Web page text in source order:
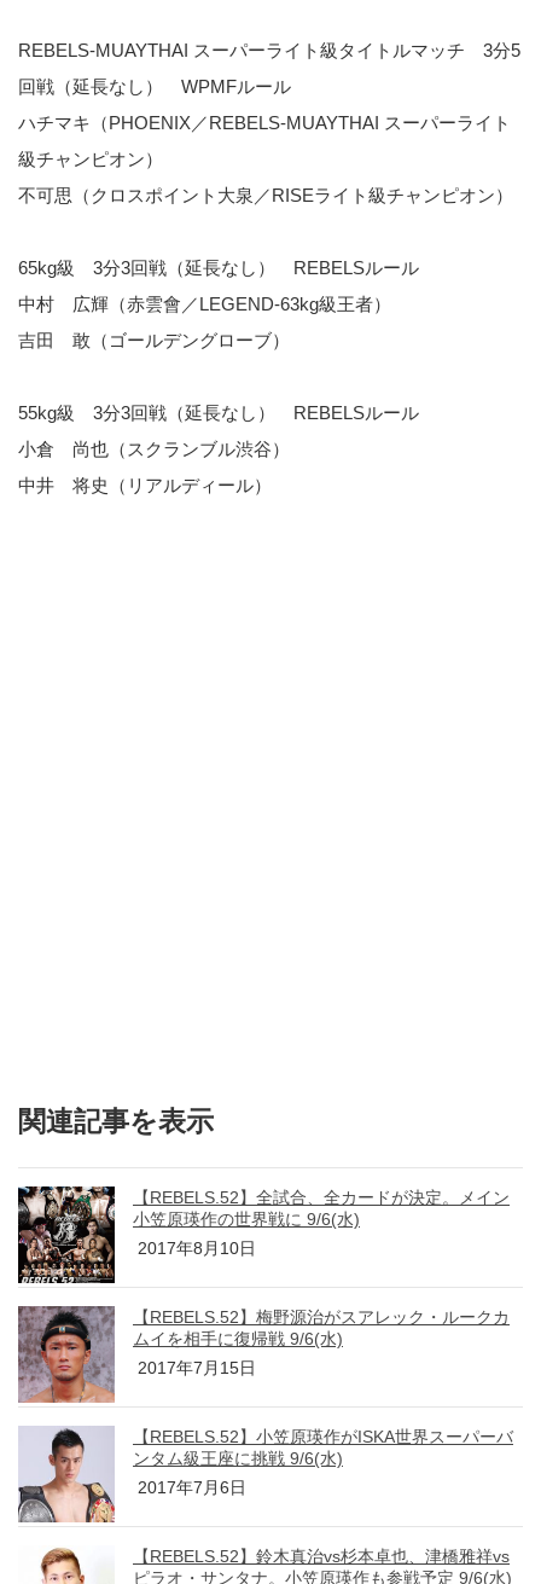
REBELS-MUAYTHAI スーパーライト級タイトルマッチ 3分5
回戦（延長なし） WPMFルール
ハチマキ（PHOENIX／REBELS-MUAYTHAI スーパーライト
級チャンピオン）
不可思（クロスポイント大泉／RISEライト級チャンピオン）
65kg級 3分3回戦（延長なし） REBELSルール
中村 広輝（赤雲會／LEGEND-63kg級王者）
吉田 敢（ゴールデングローブ）
55kg級 3分3回戦（延長なし） REBELSルール
小倉 尚也（スクランブル渋谷）
中井 将史（リアルディール）
関連記事を表示
【REBELS.52】全試合、全カードが決定。メイン
小笠原瑛作の世界戦に 9/6(水)
2017年8月10日
【REBELS.52】梅野源治がスアレック・ルークカ
ムイを相手に復帰戦 9/6(水)
2017年7月15日
【REBELS.52】小笠原瑛作がISKA世界スーパーバ
ンタム級王座に挑戦 9/6(水)
2017年7月6日
【REBELS.52】鈴木真治vs杉本卓也、津橋雅祥vs
ピラオ・サンタナ。小笠原瑛作も参戦予定 9/6(水)